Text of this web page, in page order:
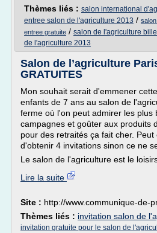
Thèmes liés : salon international
entree salon de l'agriculture 2013 /
entree gratuite / salon de l'agriculture
de l'agriculture 2013
Salon de l’agriculture
GRATUITES
Mon souhait serait d'emmener
enfants de 7 ans au salon de
ferme où l'on peut admirer les plus
campagnes et goûter aux produits
pour des retraités ça fait cher.
d'obtenir 4 invitations sinon ce ne
Le salon de l'agriculture est le loisirs
Lire la suite
Site : http://www.communique-de-
Thèmes liés : invitation salon de
invitation gratuite pour le salon de